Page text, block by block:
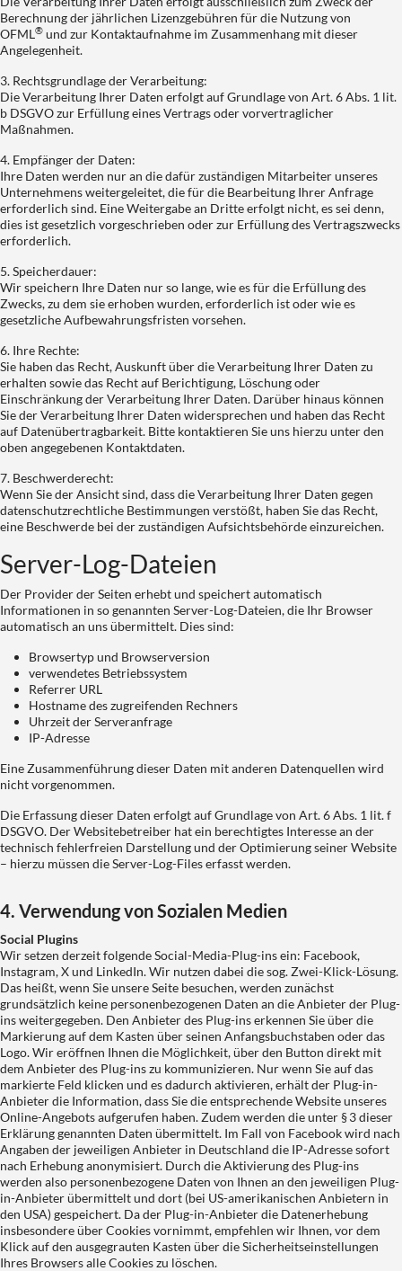
Berechnung der jährlichen Lizenzgebühren für die Nutzung von
OFML® und zur Kontaktaufnahme im Zusammenhang mit dieser
Angelegenheit.
3. Rechtsgrundlage der Verarbeitung:
Die Verarbeitung Ihrer Daten erfolgt auf Grundlage von Art. 6 Abs. 1 lit.
b DSGVO zur Erfüllung eines Vertrags oder vorvertraglicher
Maßnahmen.
4. Empfänger der Daten:
Ihre Daten werden nur an die dafür zuständigen Mitarbeiter unseres
Unternehmens weitergeleitet, die für die Bearbeitung Ihrer Anfrage
erforderlich sind. Eine Weitergabe an Dritte erfolgt nicht, es sei denn,
dies ist gesetzlich vorgeschrieben oder zur Erfüllung des Vertragszwecks
erforderlich.
5. Speicherdauer:
Wir speichern Ihre Daten nur so lange, wie es für die Erfüllung des
Zwecks, zu dem sie erhoben wurden, erforderlich ist oder wie es
gesetzliche Aufbewahrungsfristen vorsehen.
6. Ihre Rechte:
Sie haben das Recht, Auskunft über die Verarbeitung Ihrer Daten zu
erhalten sowie das Recht auf Berichtigung, Löschung oder
Einschränkung der Verarbeitung Ihrer Daten. Darüber hinaus können
Sie der Verarbeitung Ihrer Daten widersprechen und haben das Recht
auf Datenübertragbarkeit. Bitte kontaktieren Sie uns hierzu unter den
oben angegebenen Kontaktdaten.
7. Beschwerderecht:
Wenn Sie der Ansicht sind, dass die Verarbeitung Ihrer Daten gegen
datenschutzrechtliche Bestimmungen verstößt, haben Sie das Recht,
eine Beschwerde bei der zuständigen Aufsichtsbehörde einzureichen.
Server-Log-Dateien
Der Provider der Seiten erhebt und speichert automatisch
Informationen in so genannten Server-Log-Dateien, die Ihr Browser
automatisch an uns übermittelt. Dies sind:
Browsertyp und Browserversion
verwendetes Betriebssystem
Referrer URL
Hostname des zugreifenden Rechners
Uhrzeit der Serveranfrage
IP-Adresse
Eine Zusammenführung dieser Daten mit anderen Datenquellen wird
nicht vorgenommen.
Die Erfassung dieser Daten erfolgt auf Grundlage von Art. 6 Abs. 1 lit. f
DSGVO. Der Websitebetreiber hat ein berechtigtes Interesse an der
technisch fehlerfreien Darstellung und der Optimierung seiner Website
– hierzu müssen die Server-Log-Files erfasst werden.
4. Verwendung von Sozialen Medien
Social Plugins
Wir setzen derzeit folgende Social-Media-Plug-ins ein: Facebook,
Instagram, X und LinkedIn. Wir nutzen dabei die sog. Zwei-Klick-Lösung.
Das heißt, wenn Sie unsere Seite besuchen, werden zunächst
grundsätzlich keine personenbezogenen Daten an die Anbieter der Plug-
ins weitergegeben. Den Anbieter des Plug-ins erkennen Sie über die
Markierung auf dem Kasten über seinen Anfangsbuchstaben oder das
Logo. Wir eröffnen Ihnen die Möglichkeit, über den Button direkt mit
dem Anbieter des Plug-ins zu kommunizieren. Nur wenn Sie auf das
markierte Feld klicken und es dadurch aktivieren, erhält der Plug-in-
Anbieter die Information, dass Sie die entsprechende Website unseres
Online-Angebots aufgerufen haben. Zudem werden die unter § 3 dieser
Erklärung genannten Daten übermittelt. Im Fall von Facebook wird nach
Angaben der jeweiligen Anbieter in Deutschland die IP-Adresse sofort
nach Erhebung anonymisiert. Durch die Aktivierung des Plug-ins
werden also personenbezogene Daten von Ihnen an den jeweiligen Plug-
in-Anbieter übermittelt und dort (bei US-amerikanischen Anbietern in
den USA) gespeichert. Da der Plug-in-Anbieter die Datenerhebung
insbesondere über Cookies vornimmt, empfehlen wir Ihnen, vor dem
Klick auf den ausgegrauten Kasten über die Sicherheitseinstellungen
Ihres Browsers alle Cookies zu löschen.